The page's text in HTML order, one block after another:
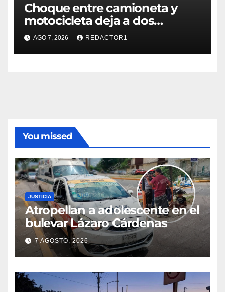
Choque entre camioneta y
motocicleta deja a dos
jóvenes lesionados en la
colonia 27 de Septiembre de
Poza Rica
AGO 7, 2026 REDACTOR1
You missed
JUSTICIA
Atropellan a adolescente en el
bulevar Lázaro Cárdenas
7 AGOSTO, 2026